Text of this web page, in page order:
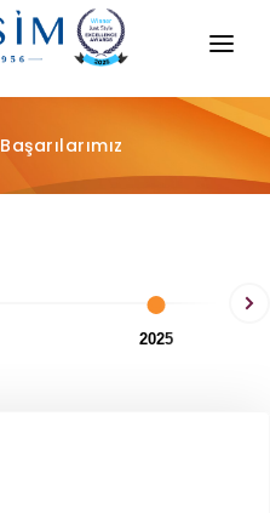
Başarılarımız
2025